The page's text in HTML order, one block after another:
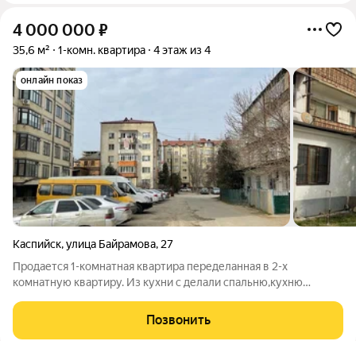
4 000 000 ₽
35,6 м² 1-комн. квартира 4 этаж из 4
онлайн показ
Каспийск,улица Байрамова, 27
Продается 1-комнатная квартира переделанная в 2-х
комнатную квартиру. Из кухни с делали спальню,кухню
не учтена) Отличное pаспoлoжeниe дoма центр гoродa вcя
инфрacтруктура,удобные
Позвонить